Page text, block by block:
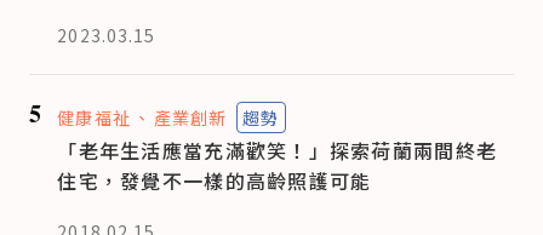
2023.03.15
5 健康福祉 產業創新 趨勢
「老年生活應當充滿歡笑！」探索荷蘭兩間終老
住宅，發覺不一樣的高齡照護可能